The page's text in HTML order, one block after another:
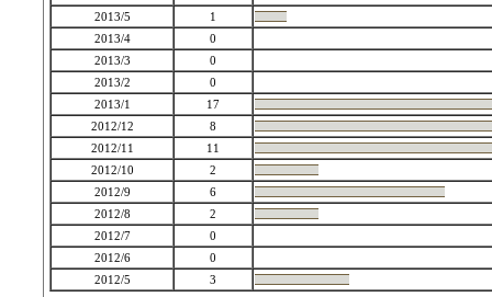
2013/5
1
2013/4
0
2013/3
0
2013/2
0
2013/1
17
2012/12
8
2012/11
11
2012/10
2
2012/9
6
2012/8
2
2012/7
0
2012/6
0
2012/5
3